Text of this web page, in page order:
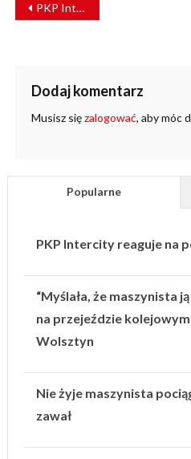
WPISU
PKP Intercity obniża ceny biletów. Znamy kwoty! [GRAFIKI]
Dodaj komentarz
Musisz sięzalogować, aby móc
Popularne
PKP Intercity reaguje na
“Myślała, że maszynista
na przejeździe kolejowym
Wolsztyn
Nie żyje maszynista
zawał